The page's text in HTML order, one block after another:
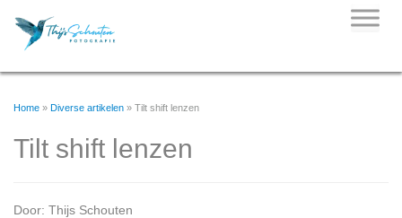
Home » Diverse artikelen » Tilt shift lenzen
Tilt shift lenzen
Door: Thijs Schouten